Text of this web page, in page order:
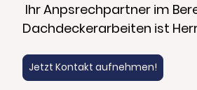
Ihr Anpsrechpartner im
Dachdeckerarbeiten ist
Jetzt Kontakt aufnehmen!